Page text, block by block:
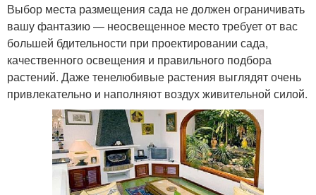
Выбор места размещения сада не должен ограничивать
вашу фантазию — неосвещенное место требует от вас
большей бдительности при проектировании сада,
качественного освещения и правильного подбора
растений. Даже тенелюбивые растения выглядят очень
привлекательно и наполняют воздух живительной силой.